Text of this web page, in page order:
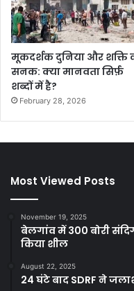
मूकदर्शक दुनिया और शक्ति
सनक: क्या मानवता सिर्फ़
शब्दों में है?
February 28, 2026
Most Viewed Posts
November 19, 2025
बेलगांव में 300 बोरी
किया शील
August 22, 2025
24 घंटे बाद SDRF ने